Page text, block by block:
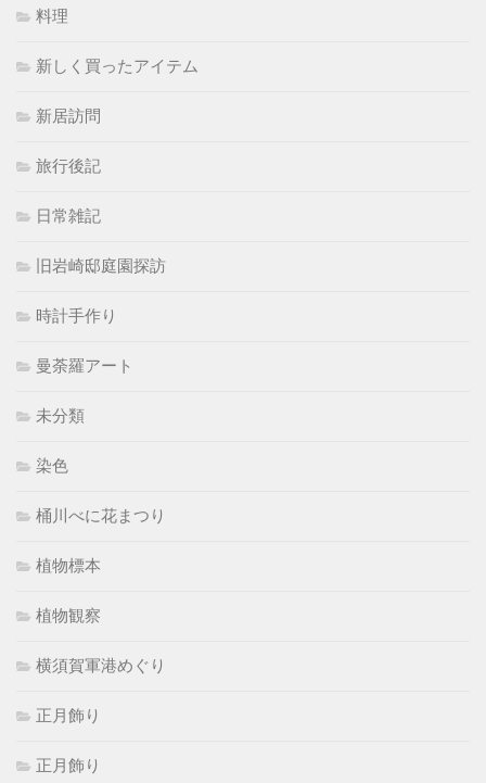
料理
新しく買ったアイテム
新居訪問
旅行後記
日常雑記
旧岩崎邸庭園探訪
時計手作り
曼荼羅アート
未分類
染色
桶川べに花まつり
植物標本
植物観察
横須賀軍港めぐり
正月飾り
正月飾り